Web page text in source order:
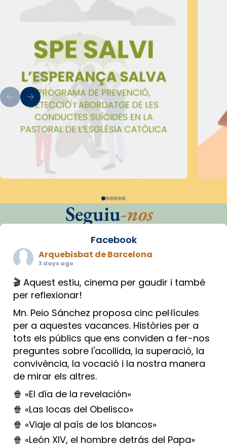
Seguiu-nos
Facebook
Arquebisbat de Barcelona
3 days ago
🎬 Aquest estiu, cinema per gaudir i també
per reflexionar!
Mn. Peio Sánchez proposa cinc pel·lícules
per a aquestes vacances. Històries per a
tots els públics que ens conviden a fer-nos
preguntes sobre l'acollida, la superació, la
convivència, la vocació i la nostra manera
de mirar els altres.
🍿 «El día de la revelación»
🍿 «Las locas del Obelisco»
🍿 «Viaje al país de los blancos»
🍿 «León XIV, el hombre detrás del Papa»